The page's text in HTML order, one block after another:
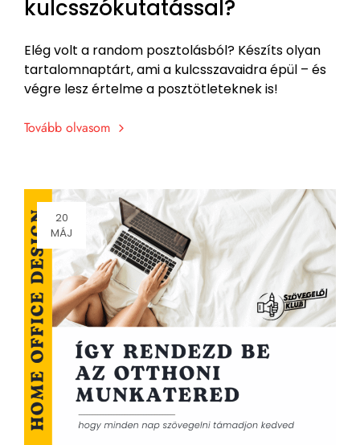
kulcsszókutatással?
Elég volt a random posztolásból? Készíts olyan
tartalomnaptárt, ami a kulcsszavaidra épül – és
végre lesz értelme a posztötleteknek is!
Tovább olvasom
20
MÁJ